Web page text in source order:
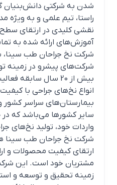
شدن به شرکتی دانش‌بنیان
راستا، تیم علمی و به ویژه
نقشی کلیدی در ارتقای سطح
آموزش‌های ارائه شده به
شرکت نخ جراحان طب سینا، به
شرکت‌های پیشرو در زمینه
بیش از 20 سال سابقه
انواع نخ‌های جراحی با کیفیت
بیمارستان‌های سراسر کشور
سایر کشورها می‌باشد که در
واردات خود، تولید نخ‌های
شرکت نخ جراحان طب سینا
ارتقای کیفیت محصولات و
مشتریان خود است. این شرکت
زمینه تحقیق و توسعه و